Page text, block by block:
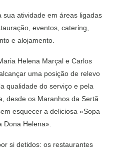
sua atividade em áreas ligadas
eventos, catering,
e alojamento.
Helena Marçal e Carlos
uma posição de relevo
qualidade do serviço e pela
desde os Maranhos da Sertã
esquecer a deliciosa «Sopa
Dona Helena».
si detidos: os restaurantes